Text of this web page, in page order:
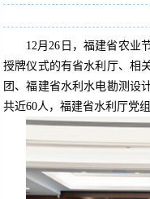
12月26日，福建省农业
授牌仪式的有省水利厅、相
团、福建省水利水电勘测设
共近60人，福建省水利厅党